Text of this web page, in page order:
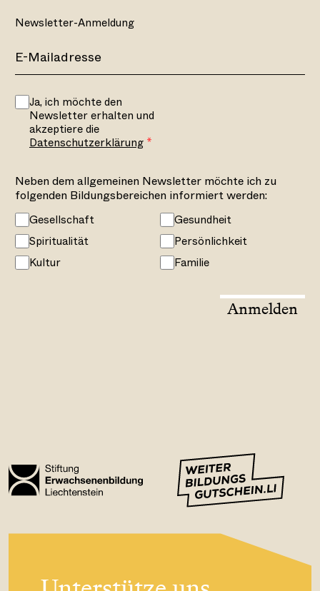
Newsletter-Anmeldung
Ja, ich möchte den
Newsletter erhalten und
akzeptiere die
Datenschutzerklärung
Neben dem allgemeinen Newsletter möchte ich zu
folgenden Bildungsbereichen informiert werden:
Gesellschaft
Gesundheit
Spiritualität
Persönlichkeit
Kultur
Familie
Anmelden